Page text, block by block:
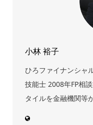
小林 裕子
ひろファイナンシャ
技能士 2008年FP相
タイルを金融機関等